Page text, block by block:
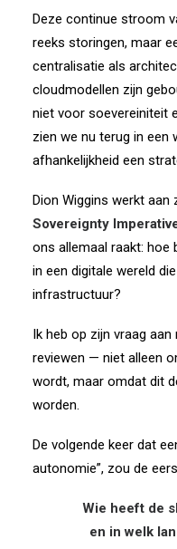
Deze continue stroom
reeks storingen, maar
centralisatie als
cloudmodellen zijn
niet voor soevereiniteit
zien we nu terug in een
afhankelijkheid een
Dion Wiggins werkt aan
Sovereignty
ons allemaal raakt: hoe
in een digitale wereld
infrastructuur?
Ik heb op zijn vraag
reviewen — niet alleen
wordt, maar omdat dit
worden.
De volgende keer dat
autonomie”, zou de
Wie heeft de
en in welk